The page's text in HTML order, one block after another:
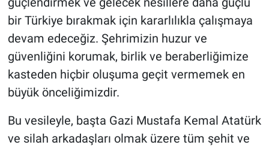
bir Türkiye bırakmak için kararlılıkla çalışmaya
devam edeceğiz. Şehrimizin huzur ve
güvenliğini korumak, birlik ve beraberliğimize
kasteden hiçbir oluşuma geçit vermemek en
büyük önceliğimizdir.
Bu vesileyle, başta Gazi Mustafa Kemal Atatürk
ve silah arkadaşları olmak üzere tüm şehit ve